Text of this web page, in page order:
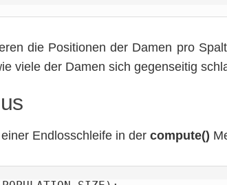
die Positionen der Damen pro
viele der Damen sich gegenseitig
Endlosschleife in der compute()